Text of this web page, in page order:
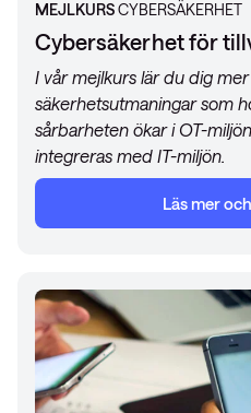
MEJLKURSCYBERSÄKERHET
Cybersäkerhet för
I vår mejlkurs lär du dig
säkerhetsutmaningar som
sårbarheten ökar i OT-
integreras med IT-miljön.
Läs mer